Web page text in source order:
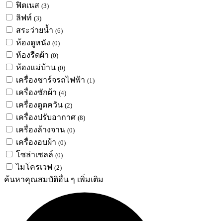
ฟิตเนส (3)
ลิฟท์ (3)
สระว่ายน้ำ (6)
ห้องดูหนัง (0)
ห้องรีดผ้า (0)
ห้องแม่บ้าน (0)
เครื่องชาร์จรถไฟฟ้า (1)
เครื่องซักผ้า (4)
เครื่องดูดควัน (2)
เครื่องปรับอากาศ (8)
เครื่องล้างจาน (0)
เครื่องอบผ้า (0)
โซล่าเซลล์ (0)
ไมโครเวฟ (2)
ค้นหาคุณสมบัติอื่น ๆ เพิ่มเติม